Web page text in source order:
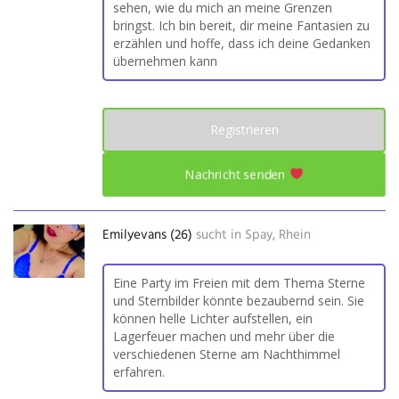
sehen, wie du mich an meine Grenzen
bringst. Ich bin bereit, dir meine Fantasien zu
erzählen und hoffe, dass ich deine Gedanken
übernehmen kann
Registrieren
Nachricht senden
Emilyevans (26) sucht in Spay, Rhein
Eine Party im Freien mit dem Thema Sterne
und Sternbilder könnte bezaubernd sein. Sie
können helle Lichter aufstellen, ein
Lagerfeuer machen und mehr über die
verschiedenen Sterne am Nachthimmel
erfahren.